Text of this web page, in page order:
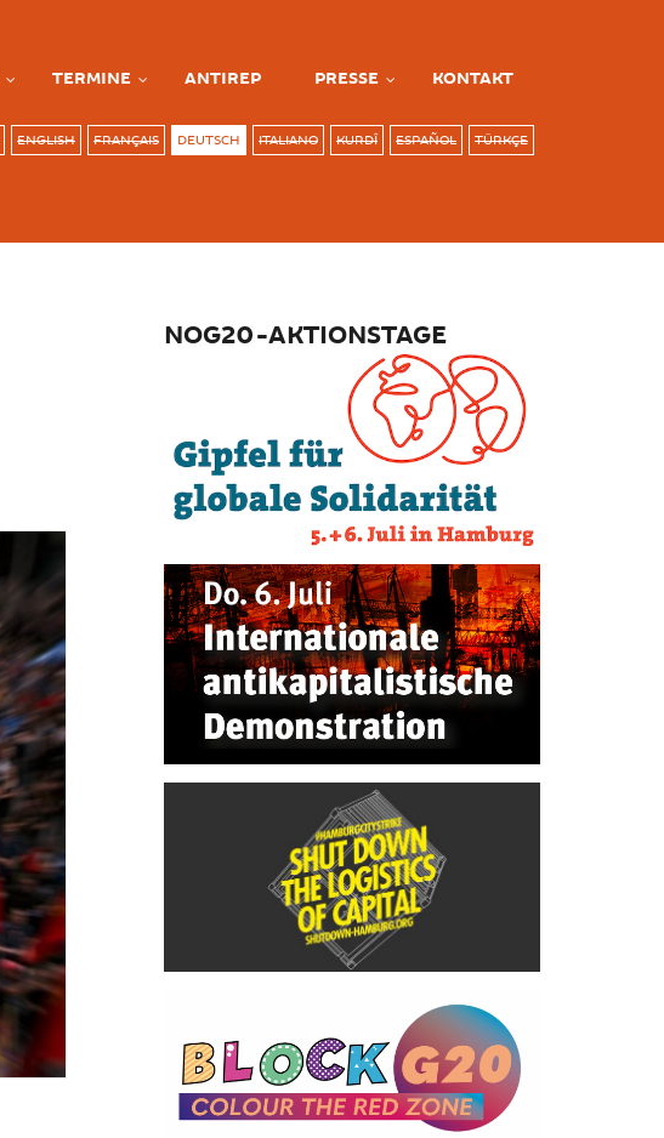
TERMINE ANTIREP PRESSE KONTAKT
ENGLISH FRANÇAIS DEUTSCH ITALIANO KURDÎ ESPAÑOL TÜRKÇE
NOG20-AKTIONSTAGE